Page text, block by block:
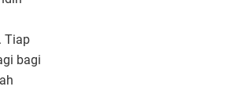
Tiap
bagi